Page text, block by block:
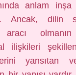
anlam
Ancak, dilin
aracı
ilişkileri
yansıtan